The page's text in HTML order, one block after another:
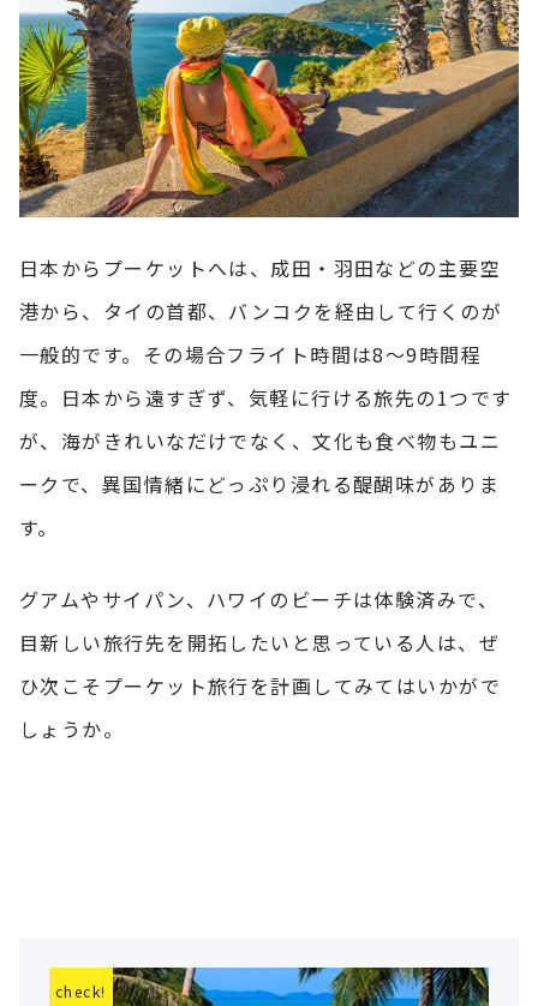
日本からプーケットへは、成田・羽田などの主要空
港から、タイの首都、バンコクを経由して行くのが
一般的です。その場合フライト時間は8～9時間程
度。日本から遠すぎず、気軽に行ける旅先の1つです
が、海がきれいなだけでなく、文化も食べ物もユニ
ークで、異国情緒にどっぷり浸れる醍醐味がありま
す。
グアムやサイパン、ハワイのビーチは体験済みで、
目新しい旅行先を開拓したいと思っている人は、ぜ
ひ次こそプーケット旅行を計画してみてはいかがで
しょうか。